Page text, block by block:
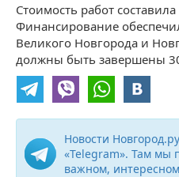
Стоимость работ
Финансирование
Великого Новгорода и
должны быть завершены
Новости
«Telegram». Там мы
важном,